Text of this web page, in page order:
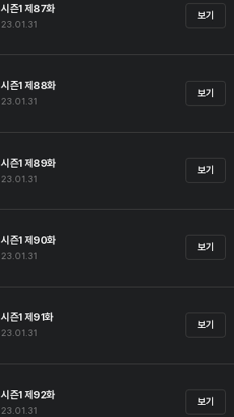
시즌1 제87화
23.01.31
보기
시즌1 제88화
23.01.31
보기
시즌1 제89화
23.01.31
보기
시즌1 제90화
23.01.31
보기
시즌1 제91화
23.01.31
보기
시즌1 제92화
23.01.31
보기